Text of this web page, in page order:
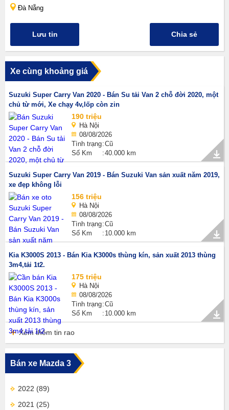
Đà Nẵng
Lưu tin Chia sẻ
Xe cùng khoảng giá
Suzuki Super Carry Van 2020 - Bán Su tải Van 2 chỗ đời 2020, một
chủ từ mới, Xe chạy 4v,lốp còn zin
190 triệu
Hà Nội
08/08/2026
Tình trạng Cũ
Số Km
40.000 km
Suzuki Super Carry Van 2019 - Bán Suzuki Van sản xuất năm 2019,
xe đẹp không lỗi
156 triệu
Hà Nội
08/08/2026
Tình trạng Cũ
Số Km
10.000 km
Kia K3000S 2013 - Bán Kia K3000s thùng kín, sản xuất 2013 thùng
3m4,tải 1t2.
175 triệu
Hà Nội
08/08/2026
Tình trạng Cũ
Số Km
10.000 km
Xem thêm tin rao
Bán xe Mazda 3
2022 (89)
2021 (25)